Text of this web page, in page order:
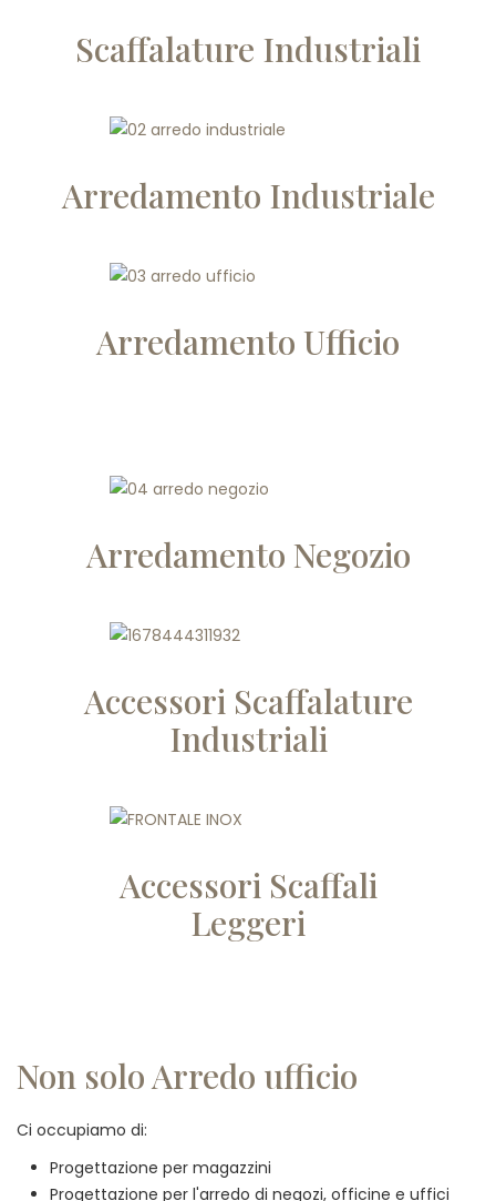
Scaffalature Industriali
Arredamento Industriale
Arredamento Ufficio
Arredamento Negozio
Accessori Scaffalature
Industriali
Accessori Scaffali
Leggeri
Non solo Arredo ufficio
Ci occupiamo di:
Progettazione per magazzini
Progettazione per l'arredo di negozi, officine e uffici